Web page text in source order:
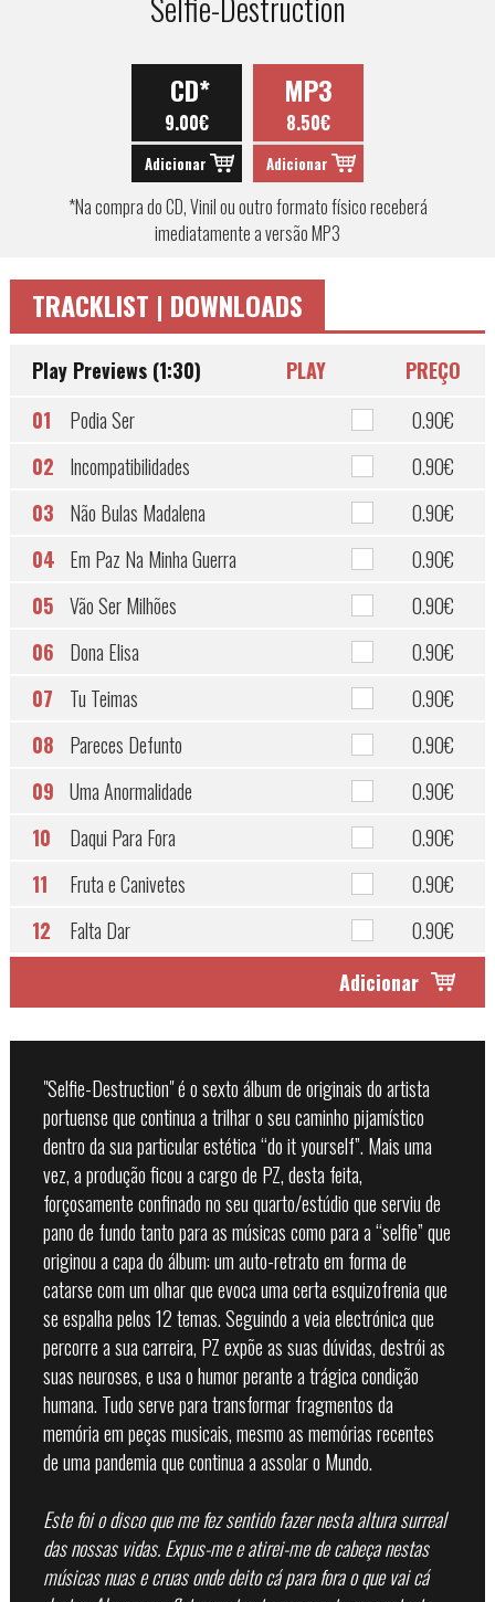
CD*
9.00€
Adicionar
MP3
8.50€
Adicionar
*Na compra do CD, Vinil ou outro formato físico receberá
imediatamente a versão MP3
TRACKLIST | DOWNLOADS
Play Previews (1:30) PLAY
PREÇO
01
Podia Ser
0.90€
02
Incompatibilidades
0.90€
03
Não Bulas Madalena
0.90€
04 Em Paz Na Minha Guerra
0.90€
05 Vão Ser Milhões
0.90€
06
Dona Elisa
0.90€
07
Tu Teimas
0.90€
08
Pareces Defunto
0.90€
09 Uma Anormalidade
0.90€
10
Daqui Para Fora
0.90€
11
Fruta e Canivetes
0.90€
12
Falta Dar
0.90€
Adicionar
"Selfie-Destruction" é o sexto álbum de originais do artista
portuense que continua a trilhar o seu caminho pijamístico
dentro da sua particular estética “do it yourself”. Mais uma
vez, a produção ficou a cargo de PZ, desta feita,
forçosamente confinado no seu quarto/estúdio que serviu de
pano de fundo tanto para as músicas como para a “selfie” que
originou a capa do álbum: um auto-retrato em forma de
catarse com um olhar que evoca uma certa esquizofrenia que
se espalha pelos 12 temas. Seguindo a veia electrónica que
percorre a sua carreira, PZ expõe as suas dúvidas, destrói as
suas neuroses, e usa o humor perante a trágica condição
humana. Tudo serve para transformar fragmentos da
memória em peças musicais, mesmo as memórias recentes
de uma pandemia que continua a assolar o Mundo.
Este foi o disco que me fez sentido fazer nesta altura surreal
das nossas vidas.Expus-me e atirei-me de cabeça nestas
músicas nuas e cruas onde deito cá para fora o que vai cá